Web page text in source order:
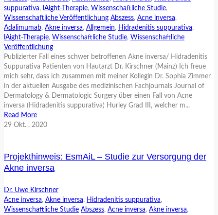
suppurativa, lAight-Therapie, Wissenschaftliche Studie,
Wissenschaftliche Veröffentlichung Abszess, Acne inversa,
Adalimumab, Akne inversa, Allgemein, Hidradenitis suppurativa,
lAight-Therapie, Wissenschaftliche Studie, Wissenschaftliche
Veröffentlichung
Publizierter Fall eines schwer betroffenen Akne inversa/ Hidradenitis
Suppurativa Patienten von Hautarzt Dr. Kirschner (Mainz) Ich freue
mich sehr, dass ich zusammen mit meiner Kollegin Dr. Sophia Zimmer
in der aktuellen Ausgabe des medizinischen Fachjournals Journal of
Dermatology & Dermatologic Surgery über einen Fall von Acne
inversa (Hidradenitis suppurativa) Hurley Grad III, welcher m...
Read More
29 Okt. , 2020
Projekthinweis: EsmAiL – Studie zur Versorgung der
Akne inversa
Dr. Uwe Kirschner
Acne inversa, Akne inversa, Hidradenitis suppurativa,
Wissenschaftliche Studie Abszess, Acne inversa, Akne inversa,